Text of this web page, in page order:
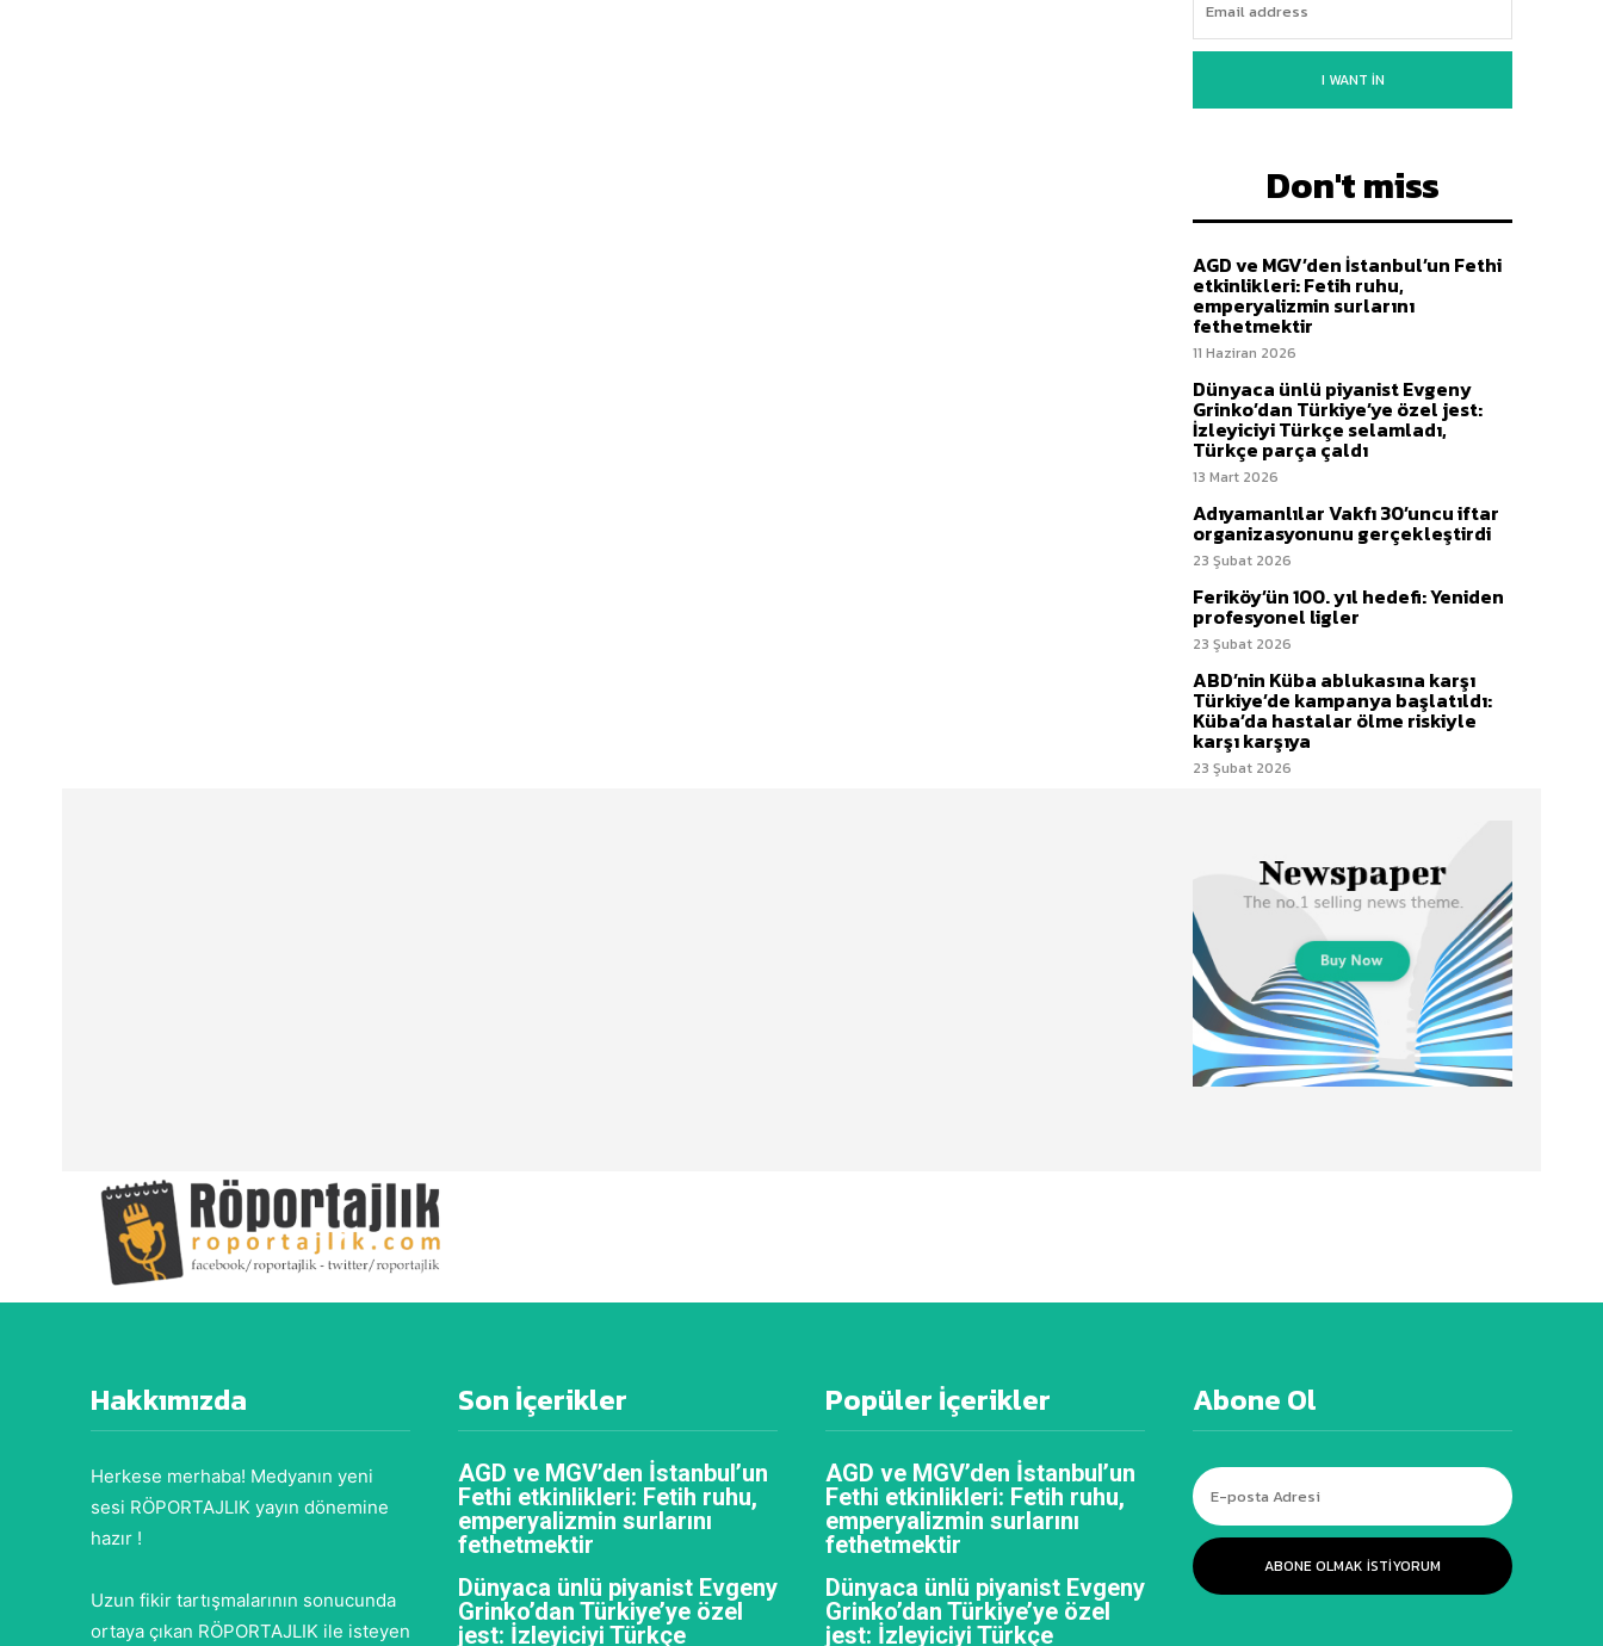
I WANT IN
Don't miss
AGD ve MGV’den İstanbul’un Fethi
etkinlikleri: Fetih ruhu,
emperyalizmin surlarını
fethetmektir
11 Haziran 2026
Dünyaca ünlü piyanist Evgeny
Grinko’dan Türkiye’ye özel jest:
İzleyiciyi Türkçe selamladı,
Türkçe parça çaldı
13 Mart 2026
Adıyamanlılar Vakfı 30’uncu iftar
organizasyonunu gerçekleştirdi
23 Şubat 2026
Feriköy’ün 100. yıl hedefi: Yeniden
profesyonel ligler
23 Şubat 2026
ABD’nin Küba ablukasına karşı
Türkiye’de kampanya başlatıldı:
Küba’da hastalar ölme riskiyle
karşı karşıya
23 Şubat 2026
Hakkımızda
Herkese merhaba! Medyanın yeni
sesi RÖPORTAJLIK yayın dönemine
hazır !
Uzun fikir tartışmalarının sonucunda
ortaya çıkan RÖPORTAJLIK ile isteyen
Son İçerikler
AGD ve MGV’den İstanbul’un
Fethi etkinlikleri: Fetih ruhu,
emperyalizmin surlarını
fethetmektir
Dünyaca ünlü piyanist Evgeny
Grinko’dan Türkiye’ye özel
jest: İzleyiciyi Türkçe
Popüler İçerikler
AGD ve MGV’den İstanbul’un
Fethi etkinlikleri: Fetih ruhu,
emperyalizmin surlarını
fethetmektir
Dünyaca ünlü piyanist Evgeny
Grinko’dan Türkiye’ye özel
jest: İzleyiciyi Türkçe
Abone Ol
ABONE OLMAK ISTIYORUM